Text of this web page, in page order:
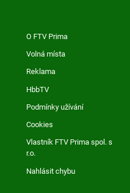
O FTV Prima
Volná místa
Reklama
HbbTV
Podmínky užívání
Cookies
Vlastník FTV Prima spol. s
r.o.
Nahlásit chybu